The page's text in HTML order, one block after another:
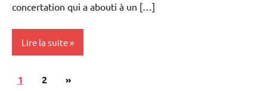
concertation qui a abouti à un […]
Lire la suite
Lois et
Pagination
1 2
Articles
»